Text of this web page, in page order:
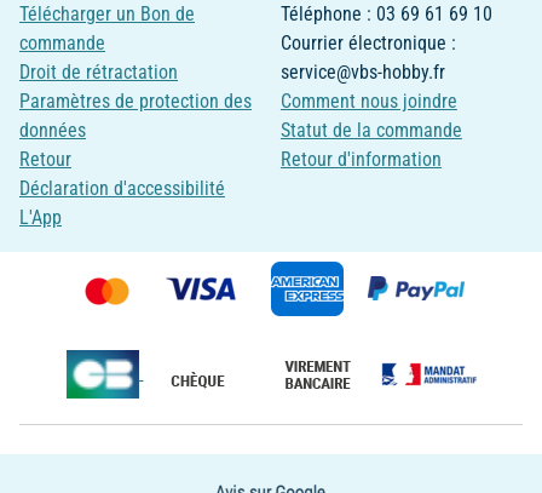
Télécharger un Bon de
commande
Droit de rétractation
Paramètres de protection des
données
Retour
Déclaration d'accessibilité
L'App
Téléphone : 03 69 61 69 10
Courrier électronique :
service@vbs-hobby.fr
Comment nous joindre
Statut de la commande
Retour d'information